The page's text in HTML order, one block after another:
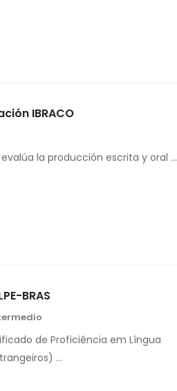
IBRACO
la producción escrita y oral …
BRAS
de Proficiência em Língua
…